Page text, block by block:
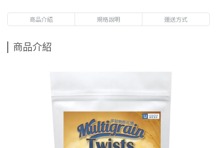
商品介紹 規格說明 運送方式
商品介紹